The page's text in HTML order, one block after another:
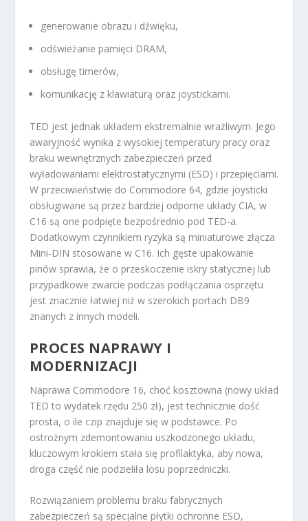
generowanie obrazu i dźwięku,
odświeżanie pamięci DRAM,
obsługę timerów,
komunikację z klawiaturą oraz joystickami.
TED jest jednak układem ekstremalnie wrażliwym. Jego
awaryjność wynika z wysokiej temperatury pracy oraz
braku wewnętrznych zabezpieczeń przed
wyładowaniami elektrostatycznymi (ESD) i przepięciami.
W przeciwieństwie do Commodore 64, gdzie joysticki
obsługiwane są przez bardziej odporne układy CIA, w
C16 są one podpięte bezpośrednio pod TED-a.
Dodatkowym czynnikiem ryzyka są miniaturowe złącza
Mini-DIN stosowane w C16. Ich gęste upakowanie
pinów sprawia, że o przeskoczenie iskry statycznej lub
przypadkowe zwarcie podczas podłączania osprzętu
jest znacznie łatwiej niż w szerokich portach DB9
znanych z innych modeli.
PROCES NAPRAWY I
MODERNIZACJI
Naprawa Commodore 16, choć kosztowna (nowy układ
TED to wydatek rzędu 250 zł), jest technicznie dość
prosta, o ile czip znajduje się w podstawce. Po
ostrożnym zdemontowaniu uszkodzonego układu,
kluczowym krokiem stała się profilaktyka, aby nowa,
droga część nie podzieliła losu poprzedniczki.
Rozwiązaniem problemu braku fabrycznych
zabezpieczeń są specjalne płytki ochronne ESD,